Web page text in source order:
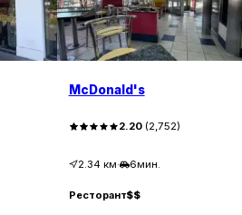
McDonald's
2.20(2,752)
2.34 км· 6мин.
Ресторант$$